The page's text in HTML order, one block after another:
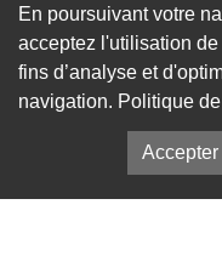
Accessoires
Adaptateurs
En poursuivant votre
acceptez l'utilisation
fins d’analyse et
navigation. Politique
Accepter